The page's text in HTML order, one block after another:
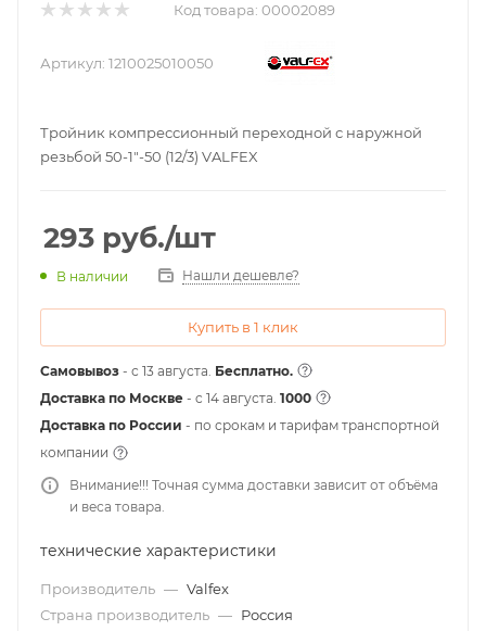
Код товара: 00002089
Артикул: 1210025010050
Тройник компрессионный переходной с наружной
резьбой 50-1"-50 (12/3) VALFEX
293 руб./шт
В наличии Нашли дешевле?
Купить в 1 клик
Самовывоз - с 13 августа. Бесплатно.
Доставка по Москве - c 14 августа. 1000
Доставка по России - по срокам и тарифам транспортной
компании
Внимание!!! Точная сумма доставки зависит от объёма
и веса товара.
технические характеристики
Производитель — Valfex
Страна производитель — Россия